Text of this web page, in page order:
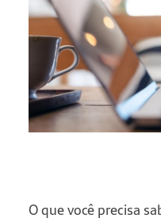
O que você precisa